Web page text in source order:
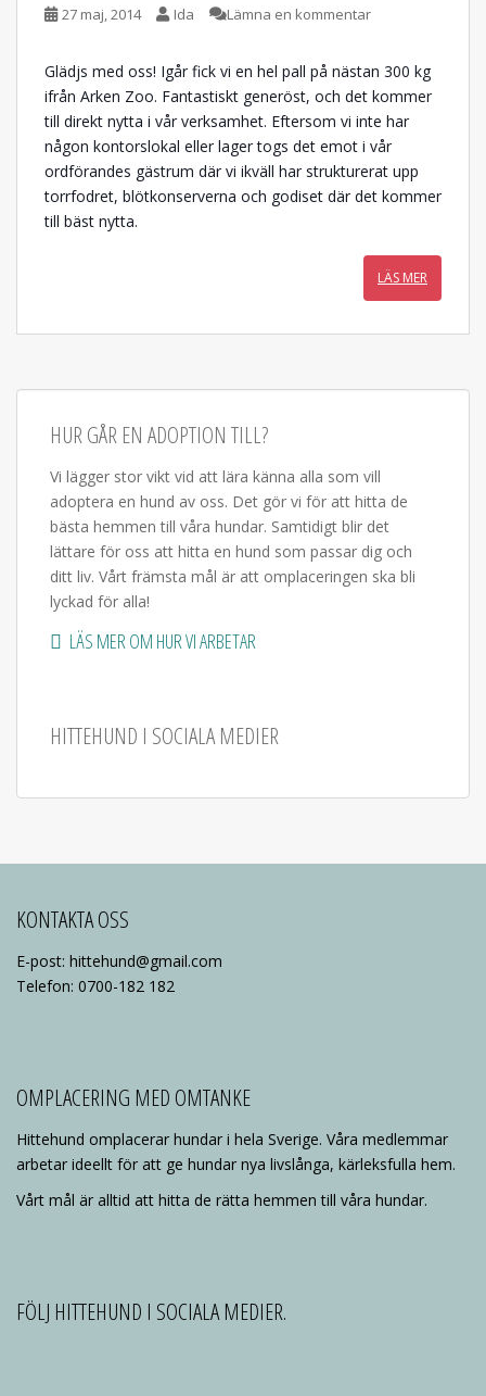
27 maj, 2014 Ida Lämna en kommentar
Glädjs med oss! Igår fick vi en hel pall på nästan 300 kg
ifrån Arken Zoo. Fantastiskt generöst, och det kommer
till direkt nytta i vår verksamhet. Eftersom vi inte har
någon kontorslokal eller lager togs det emot i vår
ordförandes gästrum där vi ikväll har strukturerat upp
torrfodret, blötkonserverna och godiset där det kommer
till bäst nytta.
LÄS MER
HUR GÅR EN ADOPTION TILL?
Vi lägger stor vikt vid att lära känna alla som vill
adoptera en hund av oss. Det gör vi för att hitta de
bästa hemmen till våra hundar. Samtidigt blir det
lättare för oss att hitta en hund som passar dig och
ditt liv. Vårt främsta mål är att omplaceringen ska bli
lyckad för alla!
LÄS MER OM HUR VI ARBETAR
HITTEHUND I SOCIALA MEDIER
KONTAKTA OSS
E-post: hittehund@gmail.com
Telefon: 0700-182 182
OMPLACERING MED OMTANKE
Hittehund omplacerar hundar i hela Sverige. Våra medlemmar
arbetar ideellt för att ge hundar nya livslånga, kärleksfulla hem.
Vårt mål är alltid att hitta de rätta hemmen till våra hundar.
FÖLJ HITTEHUND I SOCIALA MEDIER.